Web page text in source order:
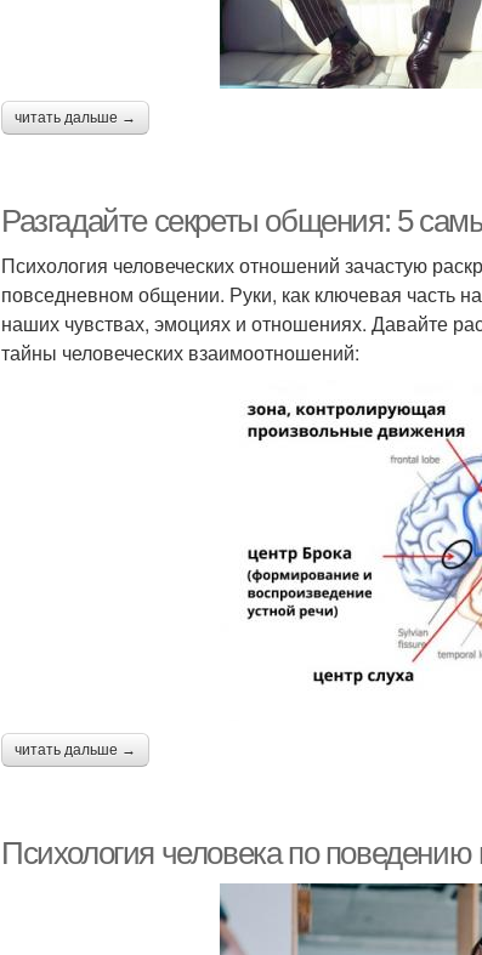
читать дальше →
Разгадайте секреты общения: 5
Психология человеческих отношений зачастую
повседневном общении. Руки, как ключевая часть
наших чувствах, эмоциях и отношениях. Давайте
тайны человеческих взаимоотношений:
читать дальше →
Психология человека по